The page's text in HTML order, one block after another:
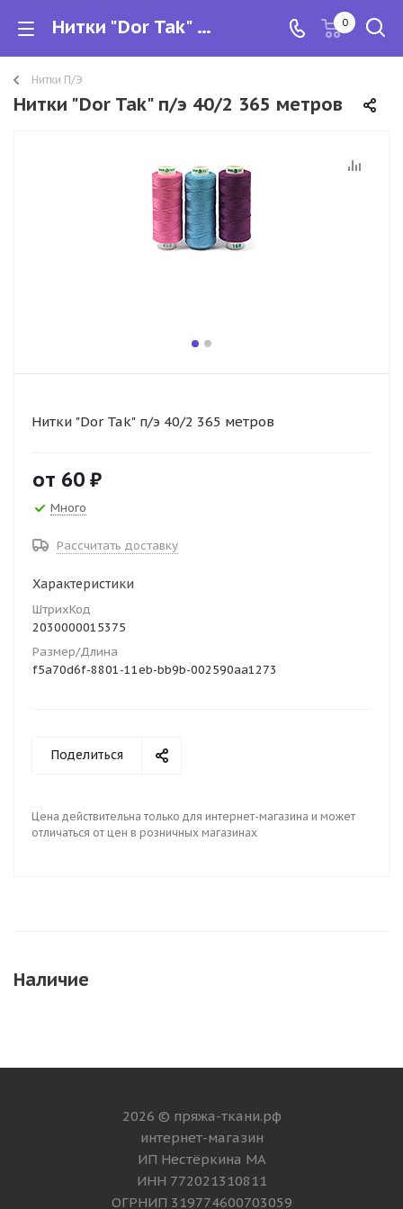
Нитки "Dor Tak" п/э 40/2 365 метров 0
Нитки П/Э
Нитки "Dor Tak" п/э 40/2 365 метров
Нитки "Dor Tak" п/э 40/2 365 метров
от 60 ₽
Много
Рассчитать доставку
Характеристики
ШтрихКод
2030000015375
Размер/Длина
f5a70d6f-8801-11eb-bb9b-002590aa1273
Поделиться
Цена действительна только для интернет-магазина и может
отличаться от цен в розничных магазинах
Наличие
2026 © пряжа-ткани.рф
интернет-магазин
ИП Нестёркина МА
ИНН 772021310811
ОГРНИП 319774600703059